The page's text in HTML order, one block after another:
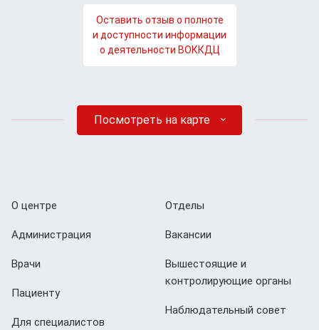
Оставить отзыв о полноте
и доступности информации
о деятельности ВОККДЦ
Посмотреть на карте
О центре
Администрация
Врачи
Пациенту
Для специалистов
Отделы
Вакансии
Вышестоящие и
контролирующие органы
Наблюдательный совет